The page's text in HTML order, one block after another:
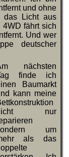
und ohne
das Licht aus
fährt sich
Und wer
deutscher
nächsten
finde ich
Baumarkt
kann meine
nur
um
als das